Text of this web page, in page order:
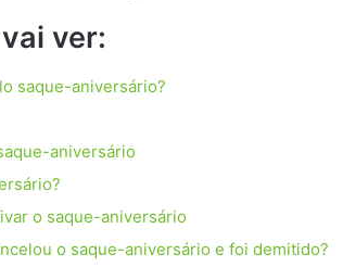
ver:
saque-aniversário?
aniversário
o saque-aniversário
o saque-aniversário e foi demitido?